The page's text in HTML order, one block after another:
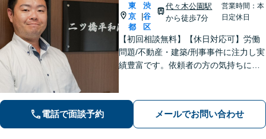
東
京
都
|
渋
谷
区
代々木公園駅
から徒歩7分
営業時間：本
日定休日
【初回相談無料】【休日対応可】労働
問題/不動産・建築/刑事事件に注力し実
績豊富です。依頼者の方の気持ちに寄
電話で面談予約 メールでお問い合わせ